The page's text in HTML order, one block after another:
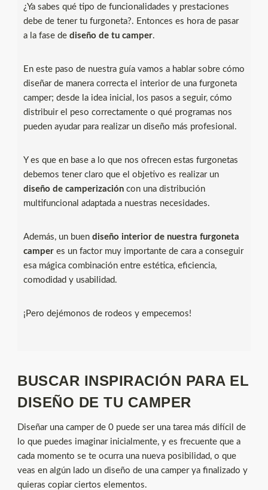
¿Ya sabes qué tipo de funcionalidades y prestaciones
debe de tener tu furgoneta?. Entonces es hora de pasar
a la fase de diseño de tu camper.
En este paso de nuestra guía vamos a hablar sobre cómo
diseñar de manera correcta el interior de una furgoneta
camper; desde la idea inicial, los pasos a seguir, cómo
distribuir el peso correctamente o qué programas nos
pueden ayudar para realizar un diseño más profesional.
Y es que en base a lo que nos ofrecen estas furgonetas
debemos tener claro que el objetivo es realizar un
diseño de camperización con una distribución
multifuncional adaptada a nuestras necesidades.
Además, un buen diseño interior de nuestra furgoneta
camper es un factor muy importante de cara a conseguir
esa mágica combinación entre estética, eficiencia,
comodidad y usabilidad.
¡Pero dejémonos de rodeos y empecemos!
BUSCAR INSPIRACIÓN PARA EL
DISEÑO DE TU CAMPER
Diseñar una camper de 0 puede ser una tarea más difícil de
lo que puedes imaginar inicialmente, y es frecuente que a
cada momento se te ocurra una nueva posibilidad, o que
veas en algún lado un diseño de una camper ya finalizado y
quieras copiar ciertos elementos.